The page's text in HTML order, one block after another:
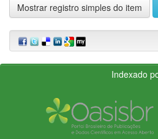
Mostrar registro simples do item
Indexado